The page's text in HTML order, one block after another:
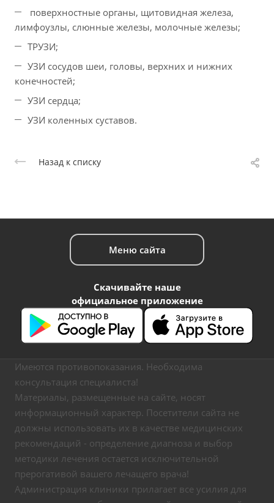
поверхностные органы, щитовидная железа,
лимфоузлы, слюнные железы, молочные железы;
ТРУЗИ;
УЗИ сосудов шеи, головы, верхних и нижних
конечностей;
УЗИ сердца;
УЗИ коленных суставов.
Назад к списку
Меню сайта
Скачивайте наше
официальное приложение
Имеются противопоказания. Необходима
консультация специалиста!
Материалы, размещенные на сайте, носят
информационный характер. Посетители сайта не
должны использовать их в качестве медицинских
рекомендаций - определение диагноза и выбор
методики лечения остается исключительной
прерогативой вашего лечащего врача!
Администрация клиники прилагает все усилия для